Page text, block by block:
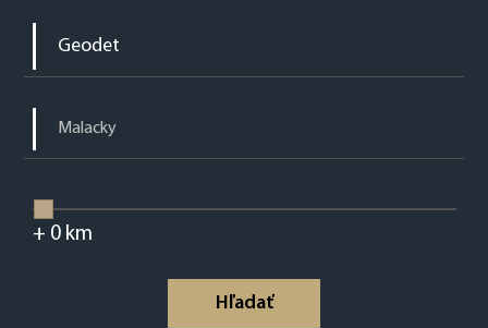
+ 0km
Hľadať